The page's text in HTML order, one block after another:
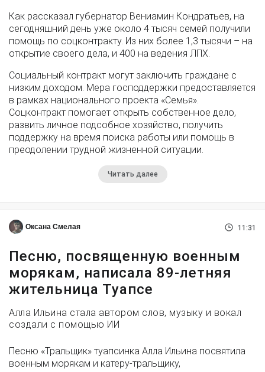
Как рассказал губернатор Вениамин Кондратьев, на
сегодняшний день уже около 4 тысяч семей получили
помощь по соцконтракту. Из них более 1,3 тысячи – на
открытие своего дела, и 400 на ведения ЛПХ.
Социальный контракт могут заключить граждане с
низким доходом. Мера господдержки предоставляется
в рамках национального проекта «Семья».
Соцконтракт помогает открыть собственное дело,
развить личное подсобное хозяйство, получить
поддержку на время поиска работы или помощь в
преодолении трудной жизненной ситуации.
Читать далее
Оксана Смелая 11:31
Песню, посвященную военным
морякам, написала 89-летняя
жительница Туапсе
Алла Ильина стала автором слов, музыку и вокал
создали с помощью ИИ
Песню «Тральщик» туапсинка Алла Ильина посвятила
военным морякам и катеру-тральщику,